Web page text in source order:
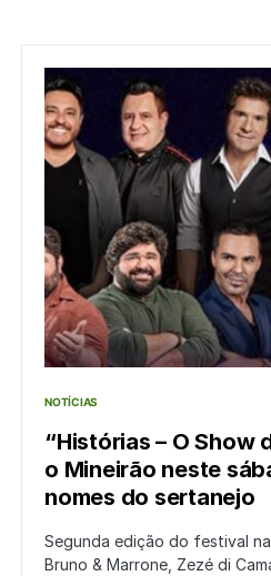
NOTÍCIAS
“Histórias – O Show
o Mineirão neste
nomes do sertanejo
Segunda edição do festival
Bruno & Marrone, Zezé di